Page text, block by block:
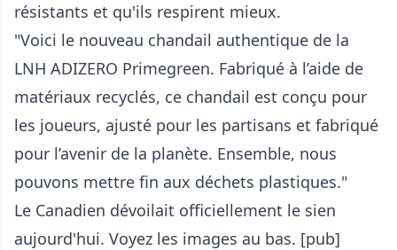
résistants et qu'ils respirent mieux.
"Voici le nouveau chandail authentique de la
LNH ADIZERO Primegreen. Fabriqué à l’aide de
matériaux recyclés, ce chandail est conçu pour
les joueurs, ajusté pour les partisans et fabriqué
pour l’avenir de la planète. Ensemble, nous
pouvons mettre fin aux déchets plastiques."
Le Canadien dévoilait officiellement le sien
aujourd'hui. Voyez les images au bas. [pub]